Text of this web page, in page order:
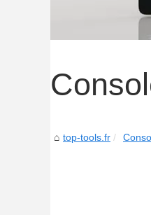
top-tools.fr